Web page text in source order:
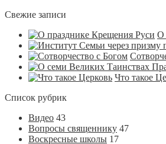
Свежие записи
О
Что такое
Список рубрик
Видео 43
Вопросы священнику 47
Воскресные школы 17